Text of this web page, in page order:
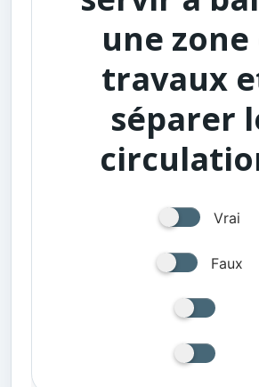
une zone
travaux
séparer
Vrai
Faux